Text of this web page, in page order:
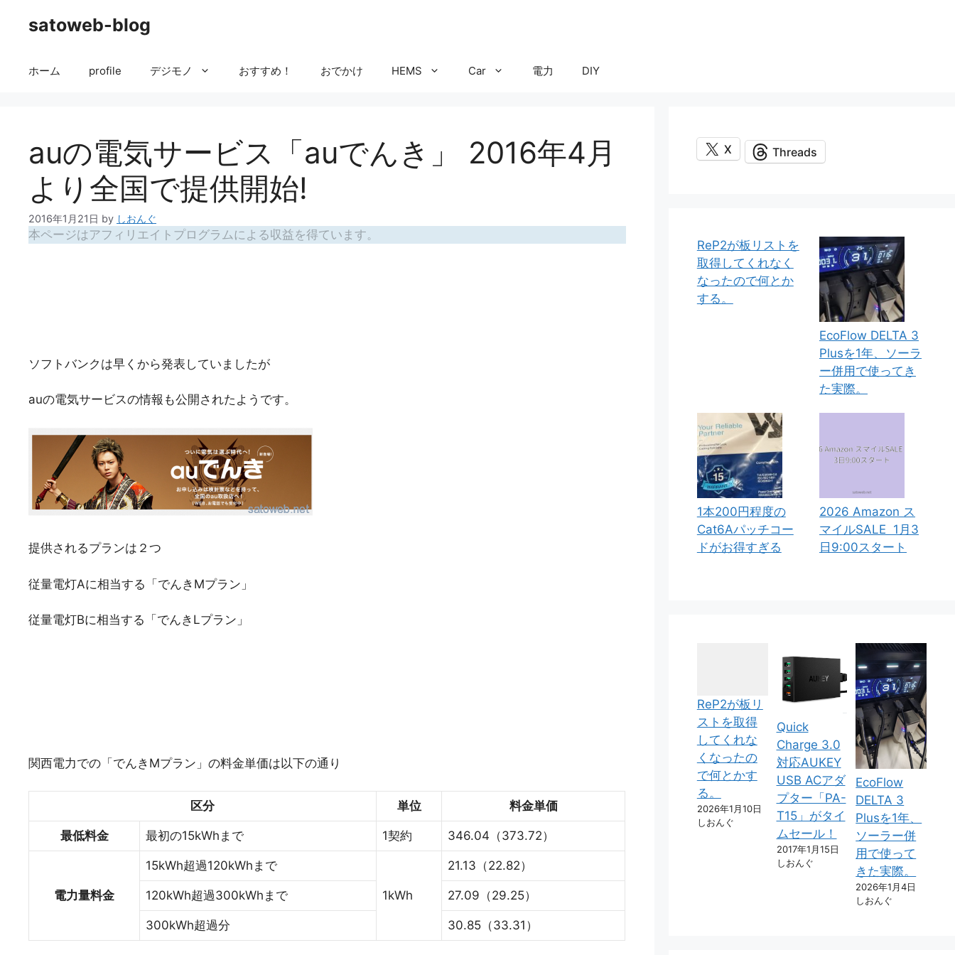
satoweb-blog
ホーム profile デジモノ おすすめ！ おでかけ HEMS Car 電力 DIY
auの電気サービス「auでんき」 2016年4月
より全国で提供開始!
2016年1月21日 by しおんぐ
本ページはアフィリエイトプログラムによる収益を得ています。
ソフトバンクは早くから発表していましたが
auの電気サービスの情報も公開されたようです。
提供されるプランは２つ
従量電灯Aに相当する「でんきMプラン」
従量電灯Bに相当する「でんきLプラン」
関西電力での「でんきMプラン」の料金単価は以下の通り
区分 単位 料金単価
最低料金 最初の15kWhまで 1契約 346.04（373.72）
電力量料金
15kWh超過120kWhまで
1kWh
21.13（22.82）
120kWh超過300kWhまで 27.09（29.25）
300kWh超過分 30.85（33.31）
X Threads
ReP2が板リストを
取得してくれなく
なったので何とか
する。
EcoFlow DELTA 3
Plusを1年、ソーラ
ー併用で使ってき
た実際。
1本200円程度の
Cat6Aパッチコー
ドがお得すぎる
2026 Amazon ス
マイルSALE 1月3
日9:00スタート
ReP2が板リ
ストを取得
してくれな
くなったの
で何とかす
る。
2026年1月10日
しおんぐ
Quick
Charge 3.0
対応AUKEY
USB ACアダ
プター「PA-
T15」がタイ
ムセール！
2017年1月15日
しおんぐ
EcoFlow
DELTA 3
Plusを1年、
ソーラー併
用で使って
きた実際。
2026年1月4日
しおんぐ